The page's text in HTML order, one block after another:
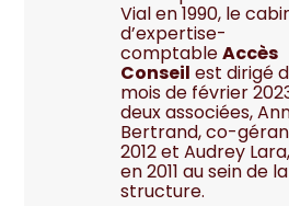
Vialen 1990, le
d’expertise-
comptableAccès
Conseil est dirigé
mois de février
deux associées,
Bertrand,co-
2012 etAudrey Lara,
en 2011 au sein de la
structure.